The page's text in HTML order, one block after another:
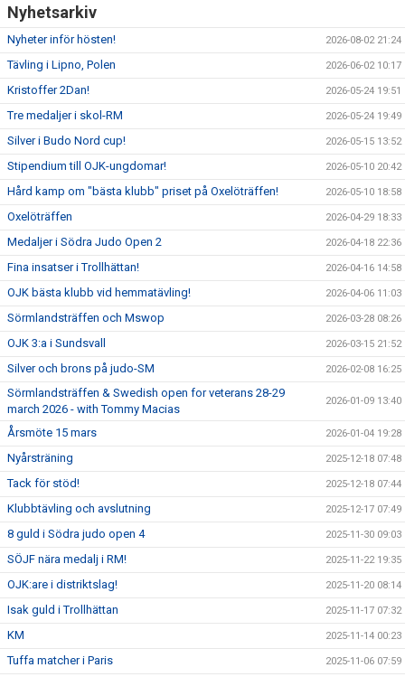
Nyhetsarkiv
Nyheter inför hösten! 2026-08-02 21:24
Tävling i Lipno, Polen 2026-06-02 10:17
Kristoffer 2Dan! 2026-05-24 19:51
Tre medaljer i skol-RM 2026-05-24 19:49
Silver i Budo Nord cup! 2026-05-15 13:52
Stipendium till OJK-ungdomar! 2026-05-10 20:42
Hård kamp om "bästa klubb" priset på Oxelöträffen! 2026-05-10 18:58
Oxelöträffen 2026-04-29 18:33
Medaljer i Södra Judo Open 2 2026-04-18 22:36
Fina insatser i Trollhättan! 2026-04-16 14:58
OJK bästa klubb vid hemmatävling! 2026-04-06 11:03
Sörmlandsträffen och Mswop 2026-03-28 08:26
OJK 3:a i Sundsvall 2026-03-15 21:52
Silver och brons på judo-SM 2026-02-08 16:25
Sörmlandsträffen & Swedish open for veterans 28-29
march 2026 - with Tommy Macias
2026-01-09 13:40
Årsmöte 15 mars 2026-01-04 19:28
Nyårsträning 2025-12-18 07:48
Tack för stöd! 2025-12-18 07:44
Klubbtävling och avslutning 2025-12-17 07:49
8 guld i Södra judo open 4 2025-11-30 09:03
SÖJF nära medalj i RM! 2025-11-22 19:35
OJK:are i distriktslag! 2025-11-20 08:14
Isak guld i Trollhättan 2025-11-17 07:32
KM 2025-11-14 00:23
Tuffa matcher i Paris 2025-11-06 07:59